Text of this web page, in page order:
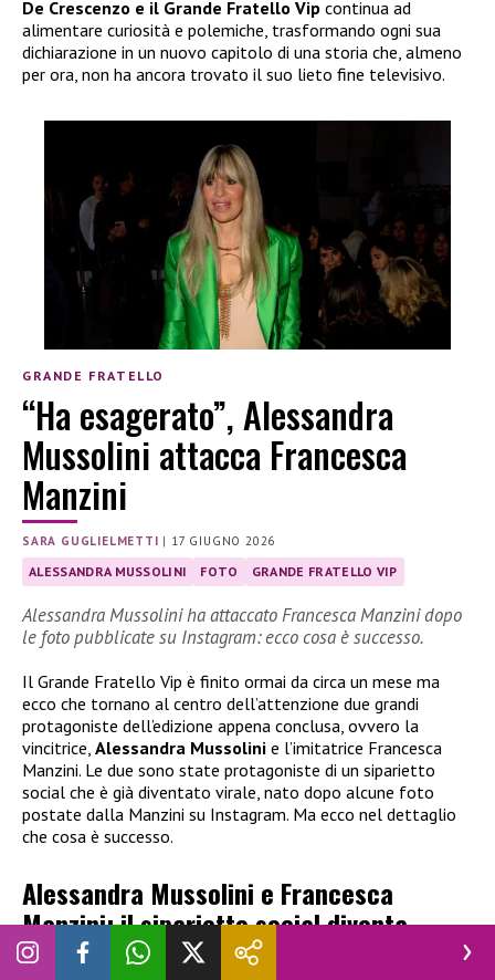
De Crescenzo e il Grande Fratello Vip continua ad
alimentare curiosità e polemiche, trasformando ogni sua
dichiarazione in un nuovo capitolo di una storia che, almeno
per ora, non ha ancora trovato il suo lieto fine televisivo.
GRANDE FRATELLO
“Ha esagerato”, Alessandra
Mussolini attacca Francesca
Manzini
SARA GUGLIELMETTI | 17 GIUGNO 2026
ALESSANDRA MUSSOLINI FOTO GRANDE FRATELLO VIP
Alessandra Mussolini ha attaccato Francesca Manzini dopo
le foto pubblicate su Instagram: ecco cosa è successo.
Il Grande Fratello Vip è finito ormai da circa un mese ma
ecco che tornano al centro dell’attenzione due grandi
protagoniste dell’edizione appena conclusa, ovvero la
vincitrice, Alessandra Mussolini e l’imitatrice Francesca
Manzini. Le due sono state protagoniste di un siparietto
social che è già diventato virale, nato dopo alcune foto
postate dalla Manzini su Instagram. Ma ecco nel dettaglio
che cosa è successo.
Alessandra Mussolini e Francesca
Manzini: il siparietto social diventa
virale